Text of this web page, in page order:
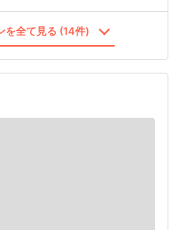
を全て見る (14件)